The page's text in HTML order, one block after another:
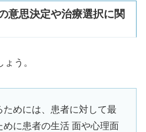
意思決定や治療選択に関
う。
めには、患者に対して最
に患者の生活 面や心理面